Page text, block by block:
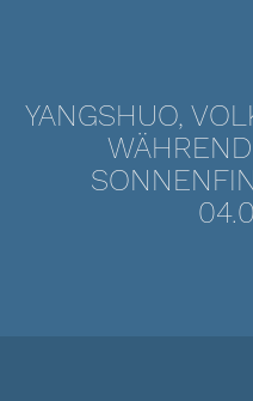
YANGSHUO,